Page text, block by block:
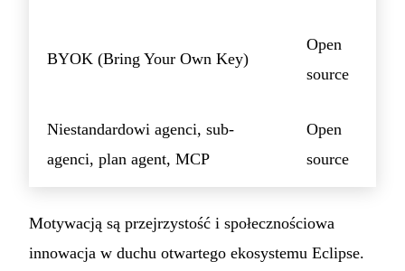
BYOK (Bring Your Own Key)
Open
source
Niestandardowi agenci, sub-
agenci, plan agent, MCP
Open
source
Motywacją są przejrzystość i społecznościowa
innowacja w duchu otwartego ekosystemu Eclipse.